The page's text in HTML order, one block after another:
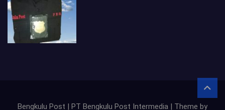
Bengkulu Post | PT Bengkulu Post Intermedia | Theme by